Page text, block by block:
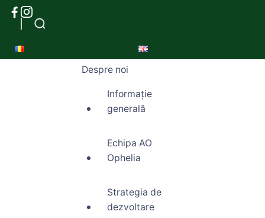
Despre noi
Informație
generală
Echipa AO
Ophelia
Strategia de
dezvoltare